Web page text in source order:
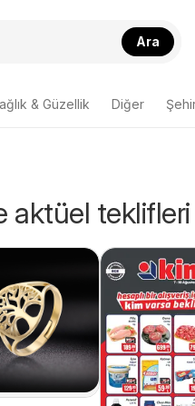
Ara
& Güzellik Diğer
aktüel teklifleri